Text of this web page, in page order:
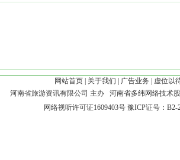
网站首页 关于我们 广告业务 虚位以
河南省旅游资讯有限公司 主办 河南省多纬网络技术
网络视听许可证1609403号豫ICP证号：B2-